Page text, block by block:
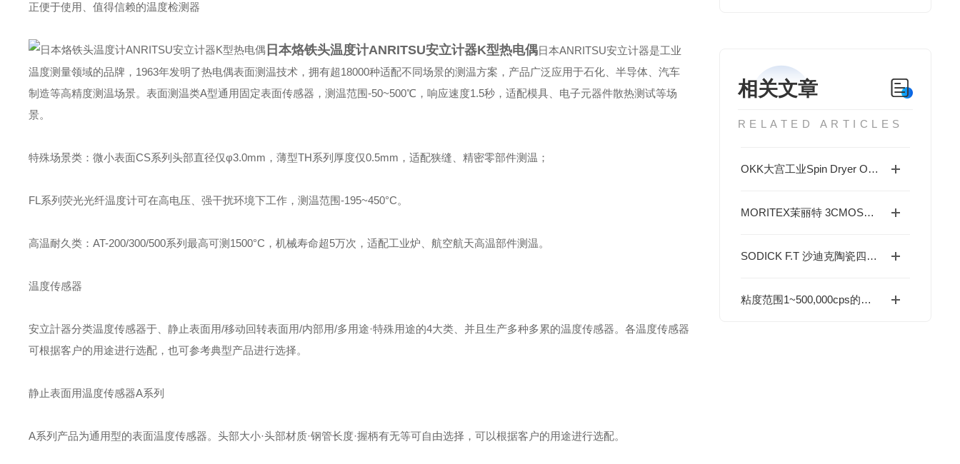
相关文章
RELATED ARTICLES
OKK大宫工业Spin Dryer OKV-series 产品深度分析
MORITEX茉丽特 3CMOS棱镜相机 分光式三通道工业彩色成像检测相机
SODICK F.T 沙迪克陶瓷四方规 氧化铝陶瓷基准量具
粘度范围1~500,000cps的流体点胶阀，MUSASHI武藏雾化阀
正便于使用、值得信赖的温度检测器
日本烙铁头温度计ANRITSU安立计器K型热电偶日本ANRITSU安立计器是工业
温度测量领域的品牌，1963年发明了热电偶表面测温技术，拥有超18000种适配不同场景的测温方案，产品广泛应用于石化、半导体、汽车
制造等高精度测温场景。表面测温类‌A型通用固定表面传感器，测温范围-50~500℃，响应速度1.5秒，适配模具、电子元器件散热测试等场
景。
特殊场景类：微小表面CS系列头部直径仅φ3.0mm，薄型TH系列厚度仅0.5mm，适配狭缝、精密零部件测温；
FL系列荧光光纤温度计可在高电压、强干扰环境下工作，测温范围-195~450°C。
高温耐久类：AT-200/300/500系列最高可测1500°C，机械寿命超5万次，适配工业炉、航空航天高温部件测温。
温度传感器
安立計器分类温度传感器于、静止表面用/移动回转表面用/内部用/多用途·特殊用途的4大类、并且生产多种多累的温度传感器。各温度传感器
可根据客户的用途进行选配，也可参考典型产品进行选择。
静止表面用温度传感器A系列
A系列产品为通用型的表面温度传感器。头部大小·头部材质·钢管长度·握柄有无等可自由选择，可以根据客户的用途进行选配。